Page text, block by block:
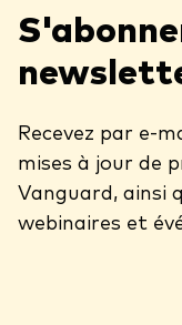
Recevez par e-
mises à jour de
Vanguard, ainsi
webinaires et